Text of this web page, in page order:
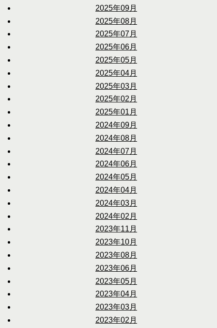
2025年09月
2025年08月
2025年07月
2025年06月
2025年05月
2025年04月
2025年03月
2025年02月
2025年01月
2024年09月
2024年08月
2024年07月
2024年06月
2024年05月
2024年04月
2024年03月
2024年02月
2023年11月
2023年10月
2023年08月
2023年06月
2023年05月
2023年04月
2023年03月
2023年02月